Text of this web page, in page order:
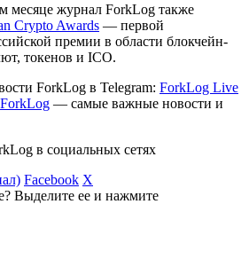
месяце журнал ForkLog также
Crypto Awards — первой
премии в области блокчейн-
токенов и ICO.
ForkLog в Telegram: ForkLog Live
ForkLog — самые важные новости и
в социальных сетях
Facebook X
Выделите ее и нажмите